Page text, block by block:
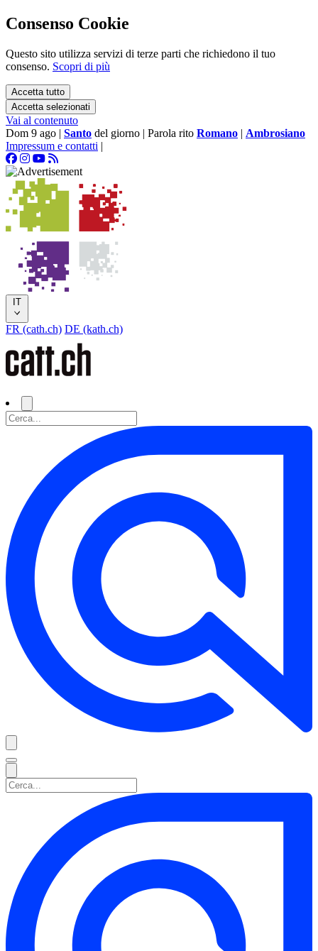
Consenso Cookie
Questo sito utilizza servizi di terze parti che richiedono il tuo
consenso. Scopri di più
Accetta tutto
Accetta selezionati
Vai al contenuto
Dom 9 ago | Santo del giorno | Parola rito Romano | Ambrosiano
Impressum e contatti |
IT
FR (cath.ch) DE (kath.ch)